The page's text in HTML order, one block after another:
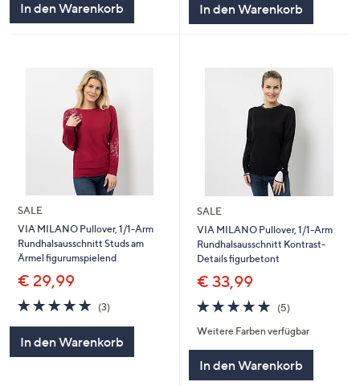
In den Warenkorb In den Warenkorb
SALE
VIA MILANO Pullover, 1/1-Arm
Rundhalsausschnitt Studs am
Ärmel figurumspielend
€ 29,99
5.0
von
(3)3
In den Warenkorb
SALE
VIA MILANO Pullover, 1/1-Arm
Rundhalsausschnitt Kontrast-
Details figurbetont
€ 33,99
5.0
von
5
(5)5
Weitere Farben verfügbar
In den Warenkorb